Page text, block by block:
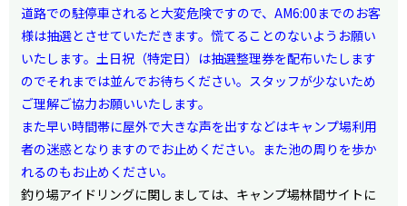
道路での駐停車されると大変危険ですので、AM6:00までのお客
様は抽選とさせていただきます。慌てることのないようお願い
いたします。土日祝（特定日）は抽選整理券を配布いたします
のでそれまでは並んでお待ちください。スタッフが少ないため
ご理解ご協力お願いいたします。
また早い時間帯に屋外で大きな声を出すなどはキャンプ場利用
者の迷惑となりますのでお止めください。また池の周りを歩か
れるのもお止めください。
釣り場アイドリングに関しましては、キャンプ場林間サイトに